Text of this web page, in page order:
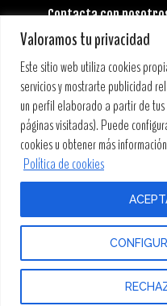
Valoramos tu privacidad
Este sitio web utiliza cookies
servicios y mostrarte publicidad
un perfil elaborado a partir de
páginas visitadas). Puede
cookies u obtener más
Política de cookies
Contacta con
INFORMACIÓN GENERAL:
PRENSA:
COPYRIGHT © 2019
DE GRANDES EVENTOS,
LEGAL•POLÍTICA DE